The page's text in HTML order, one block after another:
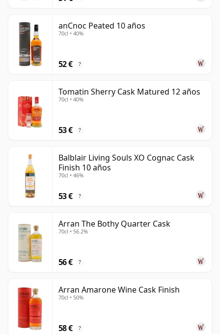
anCnoc Peated 10 años
70cl • 40%
52 € ?
Tomatin Sherry Cask Matured 12 años
70cl • 40%
53 € ?
Balblair Living Souls XO Cognac Cask
Finish 10 años
70cl • 46%
53 € ?
Arran The Bothy Quarter Cask
70cl • 56.2%
56 € ?
Arran Amarone Wine Cask Finish
70cl • 50%
58 € ?